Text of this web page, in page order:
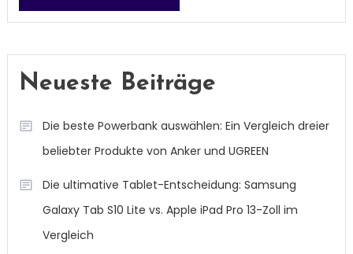
Neueste Beiträge
Die beste Powerbank auswählen: Ein Vergleich dreier
beliebter Produkte von Anker und UGREEN
Die ultimative Tablet-Entscheidung: Samsung
Galaxy Tab S10 Lite vs. Apple iPad Pro 13-Zoll im
Vergleich